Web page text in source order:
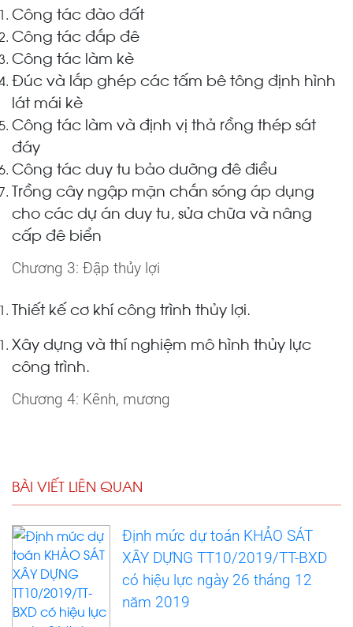
Công tác đào đất
Công tác đắp đê
Công tác làm kè
Đúc và lắp ghép các tấm bê tông định hình
lát mái kè
Công tác làm và định vị thả rồng thép sát
đáy
Công tác duy tu bảo dưỡng đê điều
Trồng cây ngập mặn chắn sóng áp dụng
cho các dự án duy tu, sửa chữa và nâng
cấp đê biển
Chương 3: Đập thủy lợi
Thiết kế cơ khí công trình thủy lợi.
Xây dựng và thí nghiệm mô hình thủy lực
công trình.
Chương 4: Kênh, mương
BÀI VIẾT LIÊN QUAN
Định mức dự toán KHẢO SÁT
XÂY DỰNG TT10/2019/TT-BXD
có hiệu lực ngày 26 tháng 12
năm 2019